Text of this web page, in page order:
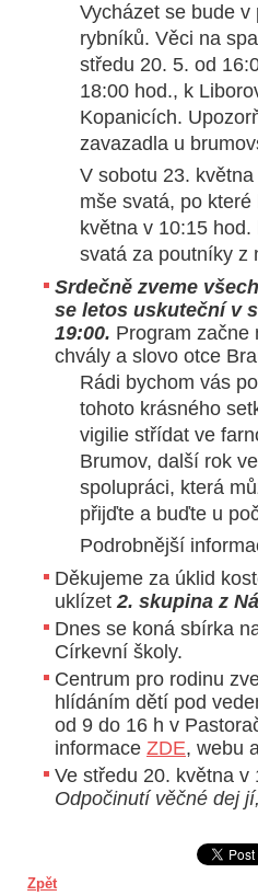
Vycházet se bude
rybníků. Věci na
středu 20. 5. od
18:00 hod., k
Kopanicích.
zavazadla u
V sobotu 23.
mše svatá, po
května v 10:15
svatá za poutníky z
Srdečně zveme
se letos uskuteční v
19:00. Program začne
chvály a slovo otce
Rádi bychom vás
tohoto krásného
vigilie střídat ve
Brumov, další rok
spolupráci, která
přijďte a buďte u
Podrobnější
Děkujeme za úklid
uklízet2. skupina z
Dnes se koná sbírka
Církevní školy.
Centrum pro rodinu
hlídáním dětí pod
od 9 do 16 h v
informace ZDE, webu
Ve středu 20. května
Odpočinutí věčné dej
Zpět